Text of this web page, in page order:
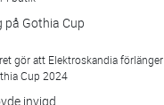
Gothia Cup
gör att Elektroskandia förlänger
Cup 2024
invigd